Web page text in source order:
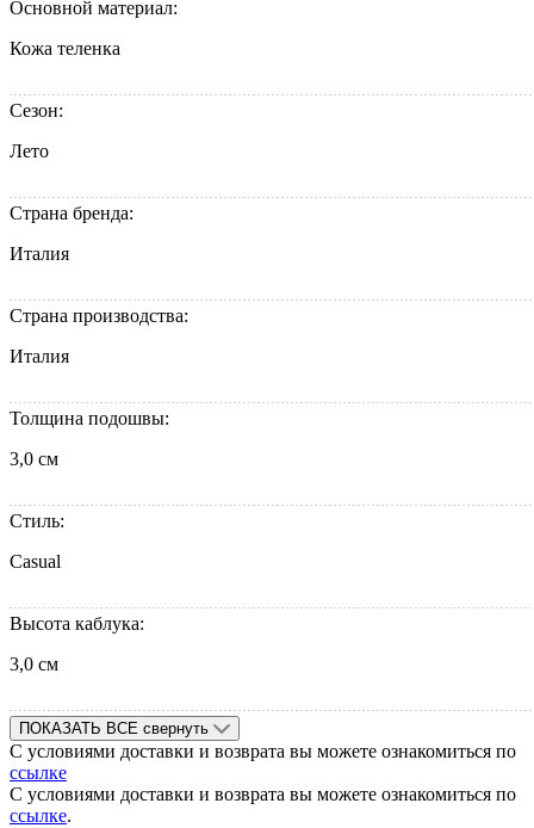
Основной материал:
Кожа теленка
Сезон:
Лето
Страна бренда:
Италия
Страна производства:
Италия
Толщина подошвы:
3,0 см
Стиль:
Casual
Высота каблука:
3,0 см
ПОКАЗАТЬ ВСЕ свернуть
С условиями доставки и возврата вы можете ознакомиться по
ссылке
С условиями доставки и возврата вы можете ознакомиться по
ссылке.